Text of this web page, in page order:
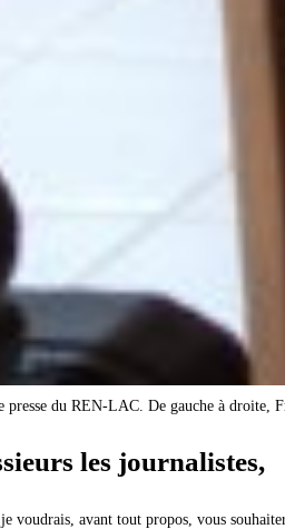
presse du REN-LAC. De gauche à
les journalistes,
voudrais, avant tout propos, vous